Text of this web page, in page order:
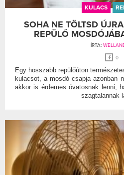
KULACS
SOHA NE TÖLTSD
REPÜLŐ
ÍRTA:
0
Egy hosszabb repülőúton
kulacsot, a mosdó csapja azonban
akkor is érdemes óvatosnak lenni,
szagtalannak